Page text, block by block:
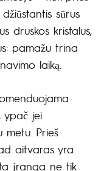
sūrus
druskos kristalus,
pamažu trina
laiką.
ypač jei
Prieš
aitvaras yra
įranga ne tik